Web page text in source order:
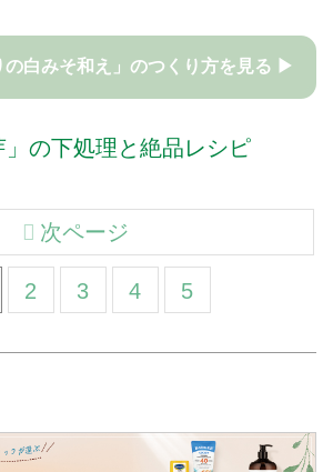
の白みそ和え」のつくり方を見る ▶
」の下処理と絶品レシピ
2 3 4 5
次ページ